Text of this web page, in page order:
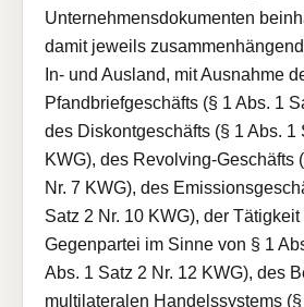
Unternehmensdokumenten
damit jeweils
In- und Ausland, mit Ausnahme
Pfandbriefgeschäfts (§ 1 Abs. 1
des Diskontgeschäfts (§ 1 Abs. 1
KWG), des Revolving-Geschäfts
Nr. 7 KWG), des
Satz 2 Nr. 10 KWG), der
Gegenpartei im Sinne von § 1
Abs. 1 Satz 2 Nr. 12 KWG), des
multilateralen Handelssystems